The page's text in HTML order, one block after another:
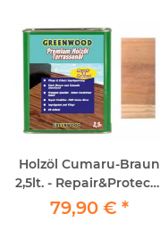
Holzöl Cumaru-Braun
2,5lt. - Repair&Protect -
Greenwood -
Premium Holzöl
79,90 € *